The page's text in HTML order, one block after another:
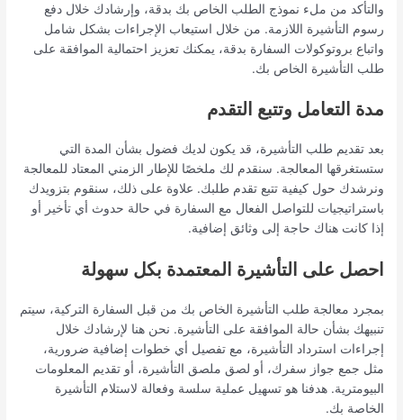
والتأكد من ملء نموذج الطلب الخاص بك بدقة، وإرشادك خلال دفع
رسوم التأشيرة اللازمة. من خلال استيعاب الإجراءات بشكل شامل
واتباع بروتوكولات السفارة بدقة، يمكنك تعزيز احتمالية الموافقة على
طلب التأشيرة الخاص بك.
مدة التعامل وتتبع التقدم
بعد تقديم طلب التأشيرة، قد يكون لديك فضول بشأن المدة التي
ستستغرقها المعالجة. سنقدم لك ملخصًا للإطار الزمني المعتاد للمعالجة
ونرشدك حول كيفية تتبع تقدم طلبك. علاوة على ذلك، سنقوم بتزويدك
باستراتيجيات للتواصل الفعال مع السفارة في حالة حدوث أي تأخير أو
إذا كانت هناك حاجة إلى وثائق إضافية.
احصل على التأشيرة المعتمدة بكل سهولة
بمجرد معالجة طلب التأشيرة الخاص بك من قبل السفارة التركية، سيتم
تنبيهك بشأن حالة الموافقة على التأشيرة. نحن هنا لإرشادك خلال
إجراءات استرداد التأشيرة، مع تفصيل أي خطوات إضافية ضرورية،
مثل جمع جواز سفرك، أو لصق ملصق التأشيرة، أو تقديم المعلومات
البيومترية. هدفنا هو تسهيل عملية سلسة وفعالة لاستلام التأشيرة
الخاصة بك.